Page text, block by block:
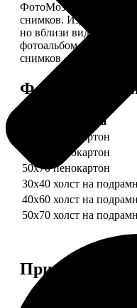
ФотоМозаика – это
снимков. Издалека
но вблизи видно, что
фотоальбом в одной
снимков.
Форматы и
Услуга
30х40 пенокартон
40х60 пенокартон
50х70 пенокартон
30х40 холст на
40х60 холст на
50х70 холст на
Примеры работ